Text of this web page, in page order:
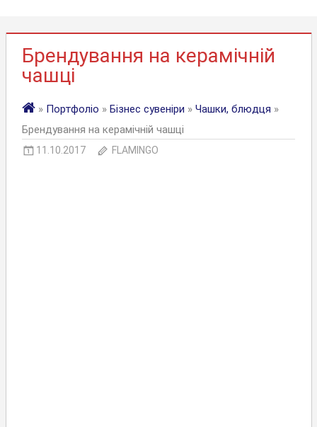
Брендування на керамічній
чашці
» Портфоліо » Бізнес сувеніри » Чашки, блюдця »
Брендування на керамічній чашці
11.10.2017 FLAMINGO